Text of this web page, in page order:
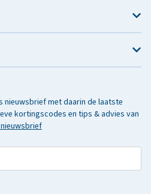
nieuwsbrief met daarin de laatste
kortingscodes en tips & advies van